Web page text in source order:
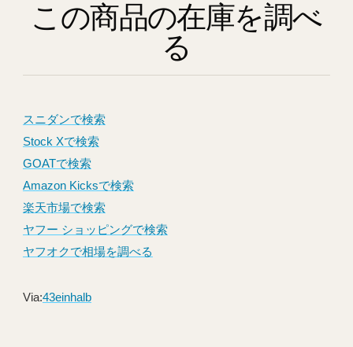
この商品の在庫を調べ
る
スニダンで検索
Stock Xで検索
GOATで検索
Amazon Kicksで検索
楽天市場で検索
ヤフー ショッピングで検索
ヤフオクで相場を調べる
Via:43einhalb